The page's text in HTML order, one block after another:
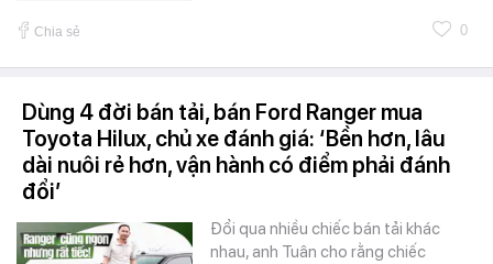
Chia sẻ 0
Dùng 4 đời bán tải, bán Ford Ranger mua
Toyota Hilux, chủ xe đánh giá: ‘Bền hơn, lâu
dài nuôi rẻ hơn, vận hành có điểm phải đánh
đổi’
Đổi qua nhiều chiếc bán tải khác
nhau, anh Tuân cho rằng chiếc